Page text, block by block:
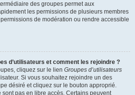
des groupes permet aux
les permissions de plusieurs membres
de modération ou rendre accessible
d’utilisateurs et comment les rejoindre ?
cliquez sur le lien Groupes d’utilisateurs
Si vous souhaitez rejoindre un des
désiré et cliquez sur le bouton approprié.
sont pas en libre accès. Certains peuvent